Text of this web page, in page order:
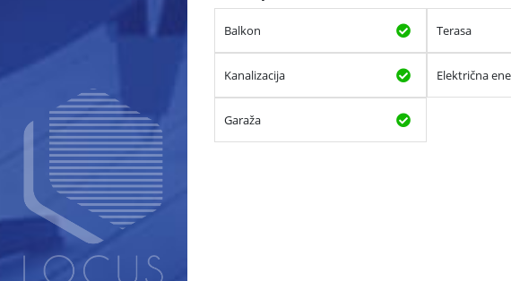
Balkon Terasa
Kanalizacija Električna
Garaža